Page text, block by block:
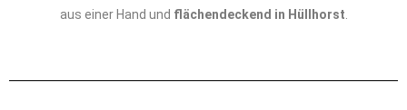
aus einer Hand und flächendeckend in Hüllhorst